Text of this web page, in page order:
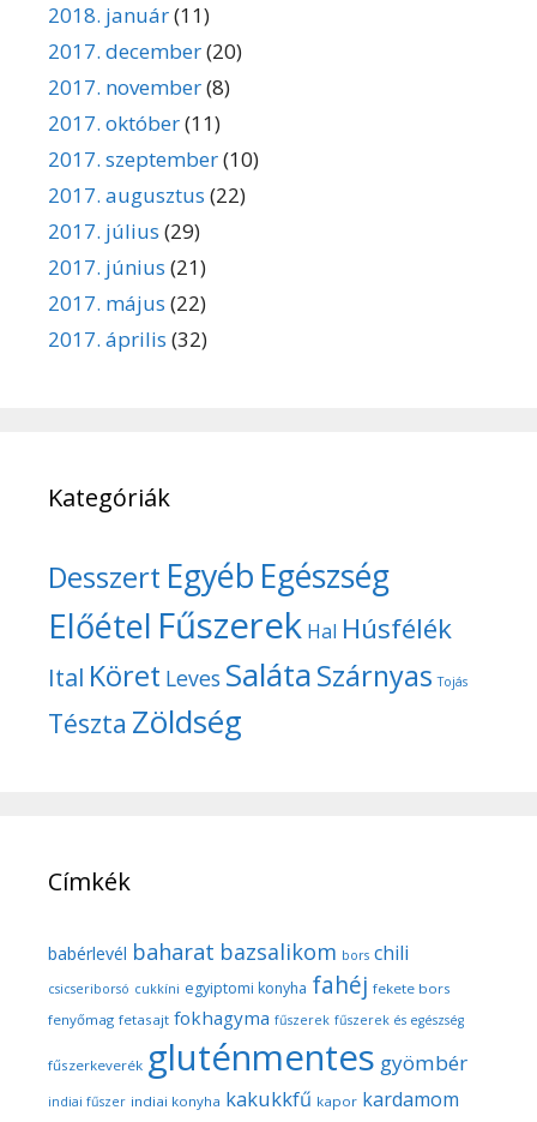
2018. január(11)
2017. december(20)
2017. november(8)
2017. október(11)
2017. szeptember(10)
2017. augusztus (22)
2017. július (29)
2017. június (21)
2017. május (22)
2017. április (32)
Kategóriák
Desszert Egyéb Egészség
Előétel Fűszerek Hal Húsfélék
Ital Köret Leves SalátaSzárnyas Tojás
Tészta Zöldség
Címkék
babérlevél baharat bazsalikom bors chili
csicseriborsó cukkíni egyiptomi konyha fahéj fekete bors
fenyőmag fetasajt fokhagyma fűszerek fűszerek és egészség
fűszerkeverék gluténmentes gyömbér
indiai fűszer indiai konyha kakukkfű kapor kardamom